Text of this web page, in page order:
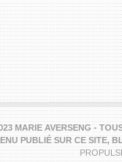
MARIE AVERSENG -
PUBLIÉ SUR CE SITE,